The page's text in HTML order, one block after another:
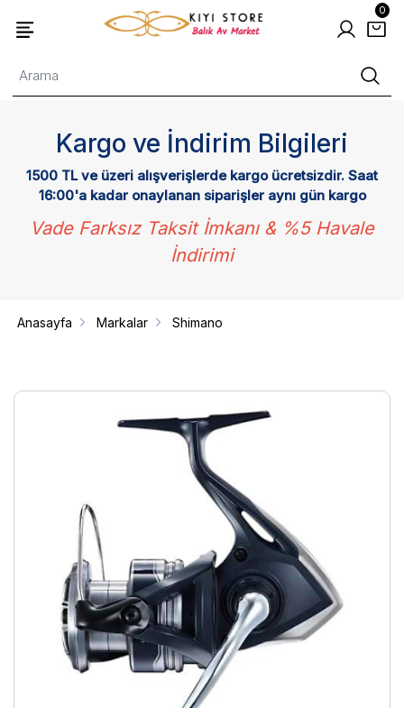
0
Kargo ve İndirim Bilgileri
1500 TL ve üzeri alışverişlerde kargo ücretsizdir. Saat
16:00'a kadar onaylanan siparişler aynı gün kargo
Vade Farksız Taksit İmkanı & %5 Havale
İndirimi
Anasayfa Markalar Shimano